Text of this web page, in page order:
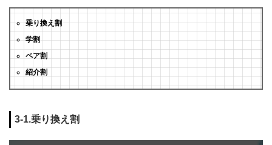
乗り換え割
学割
ペア割
紹介割
3-1.乗り換え割